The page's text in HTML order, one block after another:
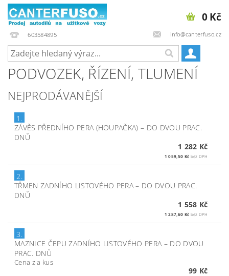
603584895 info@canterfuso.cz
0 Kč
PODVOZEK, ŘÍZENÍ, TLUMENÍ
NEJPRODÁVANĚJŠÍ
1.
ZÁVĚS PŘEDNÍHO PERA (HOUPAČKA)– DO DVOU PRAC.
DNŮ
1 282 Kč
1 059,50 Kč bez DPH
2.
TŘMEN ZADNÍHO LISTOVÉHO PERA– DO DVOU PRAC.
DNŮ
1 558 Kč
1 287,60 Kč bez DPH
3.
MAZNICE ČEPU ZADNÍHO LISTOVÉHO PERA – DO DVOU
PRAC. DNŮ
Cena z a kus
99 Kč